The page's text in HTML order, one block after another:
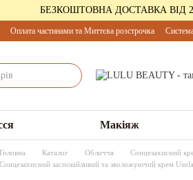
БЕЗКОШТОВНА ДОСТАВКА ВІД
Оплата частинами та Миттєва розстрочка
Макіяж
Головна Каталог Обличчя Сонцезахисний
Сонцезахисний заспокійливий та зволожуючий крем